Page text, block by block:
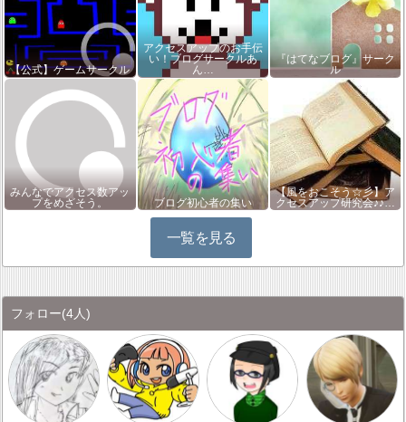
【公式】ゲームサークル
アクセスアップのお手伝
い！ブログサークルあ
ん…
『はてなブログ』サーク
ル
みんなでアクセス数アッ
プをめざそう。
ブログ初心者の集い
【風をおこそう☆彡】ア
クセスアップ研究会♪♪…
一覧を見る
フォロー(4人)